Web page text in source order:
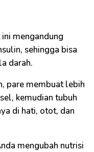
mengandung
sehingga bisa
darah.
pare membuat lebih
kemudian tubuh
di hati, otot, dan
mengubah nutrisi